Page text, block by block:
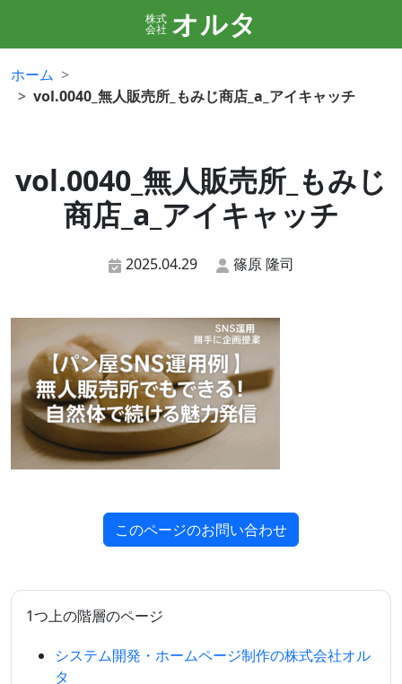
株式
会社 オルタ
ホーム
vol.0040_無人販売所_もみじ商店_a_アイキャッチ
vol.0040_無人販売所_もみじ
商店_a_アイキャッチ
2025.04.29 篠原 隆司
このページのお問い合わせ
1つ上の階層のページ
システム開発・ホームページ制作の株式会社オル
タ